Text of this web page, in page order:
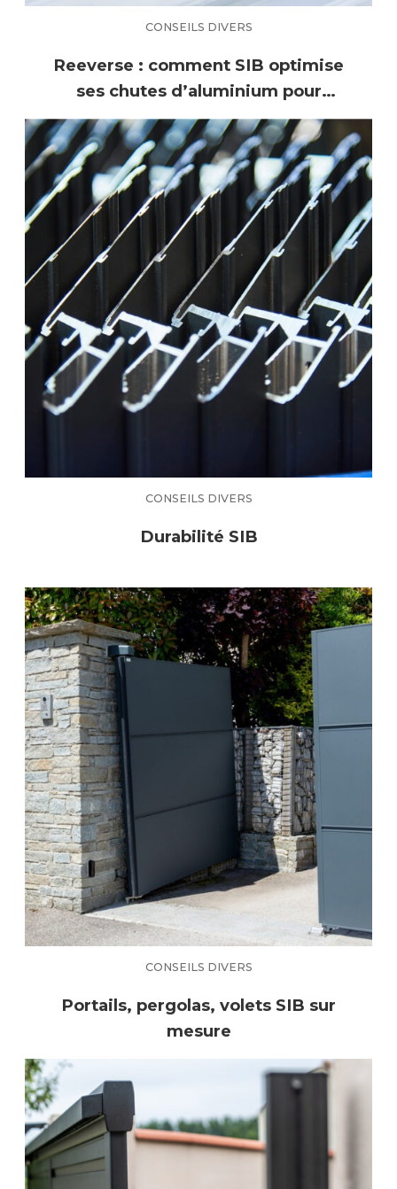
CONSEILS DIVERS
Reeverse : comment SIB optimise
ses chutes d’aluminium pour
produire mieux, avec moins
CONSEILS DIVERS
Durabilité SIB
CONSEILS DIVERS
Portails, pergolas, volets SIB sur
mesure